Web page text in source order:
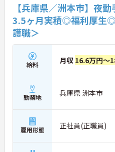
【兵庫県／洲本市】夜
3.5ヶ月実積◎福利厚生
護職＞
給料 月収 16.6万円～
勤務地 兵庫県 洲本市
雇用形態 正社員(正職員)